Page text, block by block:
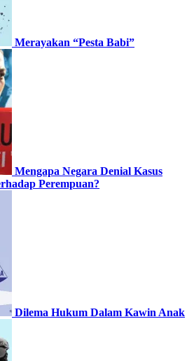
Merayakan “Pesta Babi”
Mengapa Negara Denial Kasus
Perempuan?
Dilema Hukum Dalam Kawin Anak